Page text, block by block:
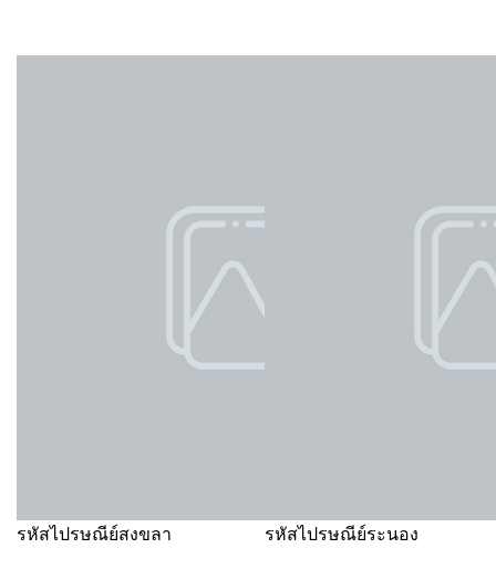
รหัสไปรษณีย์สงขลา รหัสไปรษณีย์ระนอง